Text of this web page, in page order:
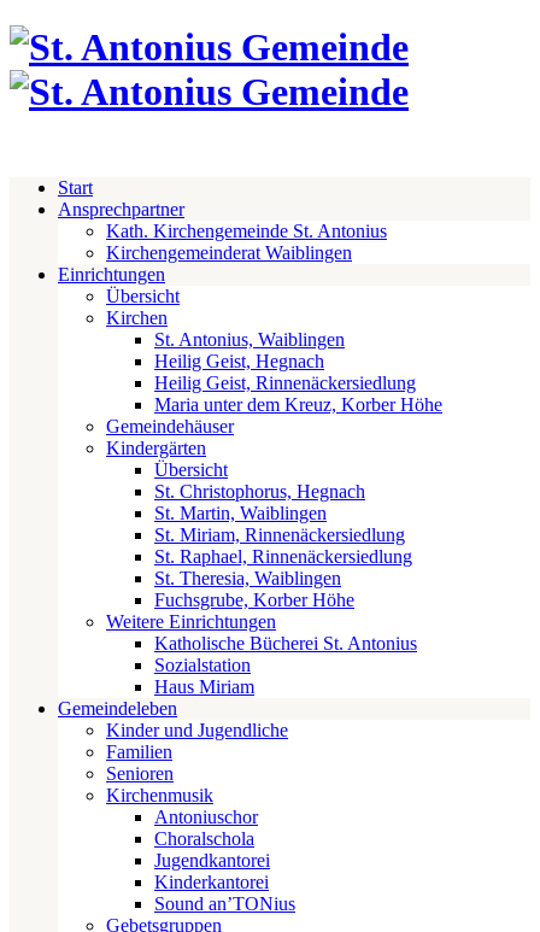
Start
Ansprechpartner
Kath. Kirchengemeinde St. Antonius
Kirchengemeinderat Waiblingen
Einrichtungen
Übersicht
Kirchen
St. Antonius, Waiblingen
Heilig Geist, Hegnach
Heilig Geist, Rinnenäckersiedlung
Maria unter dem Kreuz, Korber Höhe
Gemeindehäuser
Kindergärten
Übersicht
St. Christophorus, Hegnach
St. Martin, Waiblingen
St. Miriam, Rinnenäckersiedlung
St. Raphael, Rinnenäckersiedlung
St. Theresia, Waiblingen
Fuchsgrube, Korber Höhe
Weitere Einrichtungen
Katholische Bücherei St. Antonius
Sozialstation
Haus Miriam
Gemeindeleben
Kinder und Jugendliche
Familien
Senioren
Kirchenmusik
Antoniuschor
Choralschola
Jugendkantorei
Kinderkantorei
Sound an’TONius
Gebetsgruppen